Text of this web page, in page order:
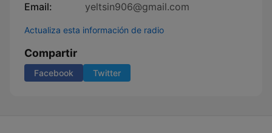
Email:
yeltsin906@gmail.com
Actualiza esta información de radio
Compartir
Facebook Twitter